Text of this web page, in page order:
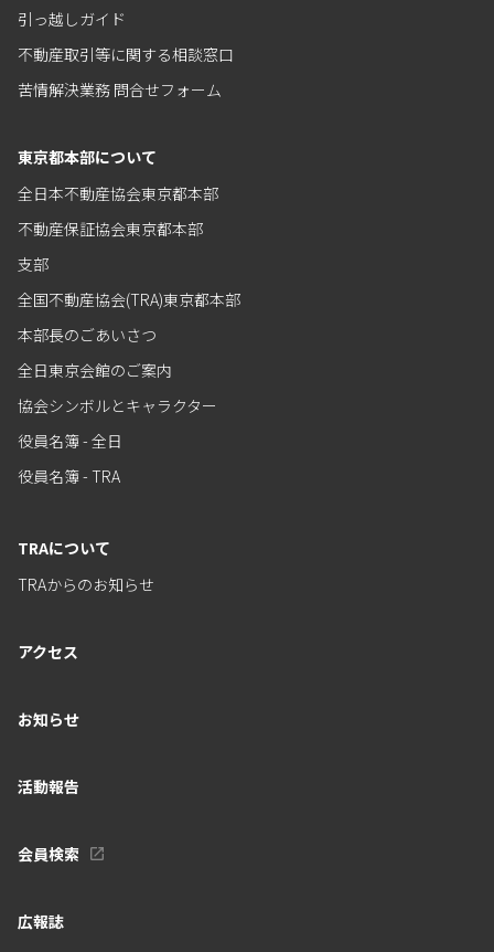
引っ越しガイド
不動産取引等に関する相談窓口
苦情解決業務 問合せフォーム
東京都本部について
全日本不動産協会東京都本部
不動産保証協会東京都本部
支部
全国不動産協会(TRA)東京都本部
本部長のごあいさつ
全日東京会館のご案内
協会シンボルとキャラクター
役員名簿 - 全日
役員名簿 - TRA
TRAについて
TRAからのお知らせ
アクセス
お知らせ
活動報告
会員検索
広報誌